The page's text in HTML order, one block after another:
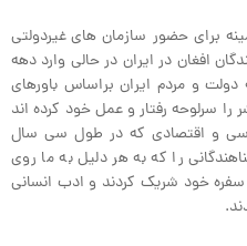
برای حضور سازمان های غیردولتی
افغان در ایران در حالی وارد دهه
و مردم ایران براساس باورهای
را سرلوحه رفتار و عمل خود کرده اند
و اقتصادی که در طول سی سال
را که به هر دلیل به ما روی
سفره خود شریک کردند و ادب انسانی